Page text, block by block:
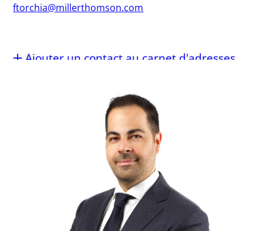
ftorchia@millerthomson.com
Ajouter un contact au carnet d'adresses